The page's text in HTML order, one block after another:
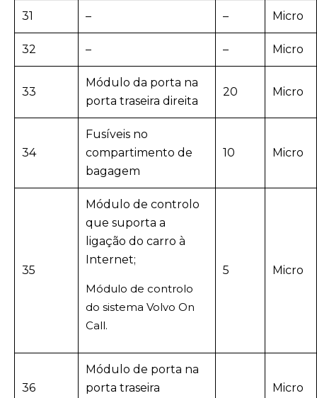
31 – – Micro
32 – – Micro
33
Módulo da porta na
porta traseira direita
20 Micro
34
Fusíveis no
compartimento de
bagagem
10 Micro
35
Módulo de controlo
que suporta a
ligação do carro à
Internet;
Módulo de controlo
do sistema Volvo On
Call.
5 Micro
36
Módulo de porta na
porta traseira
Micro